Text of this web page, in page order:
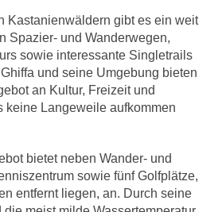
Kastanienwäldern gibt es ein weit
Spazier- und Wanderwegen,
sowie interessante Singletrails
und seine Umgebung bieten
an Kultur, Freizeit und
keine Langeweile aufkommen
bietet neben Wander- und
sowie fünf Golfplätze,
entfernt liegen, an. Durch seine